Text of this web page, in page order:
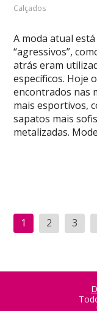
Calçados
A moda atual
“agressivos”,
atrás eram
específicos. Hoje
encontrados nas
mais esportivos,
sapatos mais
metalizadas.
de
1 2 3